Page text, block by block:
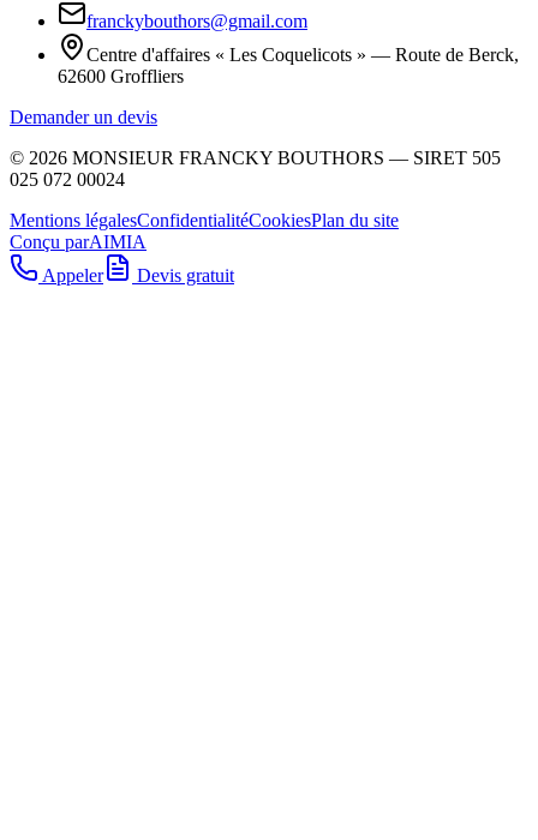
franckybouthors@gmail.com
Centre d'affaires « Les Coquelicots » — Route de Berck,
62600 Groffliers
Demander un devis
© 2026 MONSIEUR FRANCKY BOUTHORS — SIRET 505
025 072 00024
Mentions légalesConfidentialitéCookiesPlan du site
Conçu parAIMIA
Appeler
Devis gratuit